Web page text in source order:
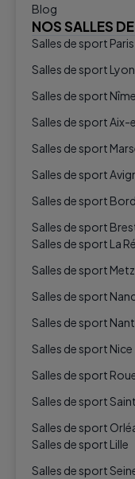
Blog
NOS SALLES
Salles de sport Paris
Salles de sport Lyon
Salles de sport
Salles de sport
Salles de sport
Salles de sport
Salles de sport
Salles de sport
Salles de sport La
Salles de sport Metz
Salles de sport
Salles de sport
Salles de sport Nice
Salles de sport
Salles de sport
Salles de sport
Salles de sport Lille
Salles de sport